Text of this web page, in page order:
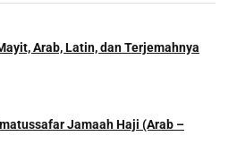
Arab, Latin, dan Terjemahnya
Jamaah Haji (Arab –